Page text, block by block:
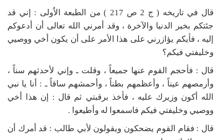
قال في تاريخه ( ج 2 ص 217 ) من الطبعة الاُولى : إني قد
جئتكم بخير الدنيا والآخرة ، وقد أمرني الله تعالى أن أدعوكم
إليه ، فأيكم يؤازرني على هذا الأمر على أن يكون أخي ووصيي
وخليفتي فيكم؟
قال : فأحجم القوم عنها جميعاً ، وقلت ـ وإني لأحدثهم سناً ،
وأرمصهم عيناً ، وأعظمهم بطناً ، وأحمشهم ساقاً ـ : أنا يا نبي
الله أكون وزيرك عليه ، فأخذ برقبتي ثم قال : إن هذا أخي
ووصيي وخليفتي فيكم فاسمعوا له وأطيعوا .
قال : فقام القوم يضحكون ويقولون لأبي طالب : قد أمرك أن